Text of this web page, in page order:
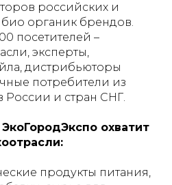
российских и
органик брендов.
посетителей –
эксперты,
дистрибьюторы
потребители из
России и стран СНГ.
охватит
продукты питания,